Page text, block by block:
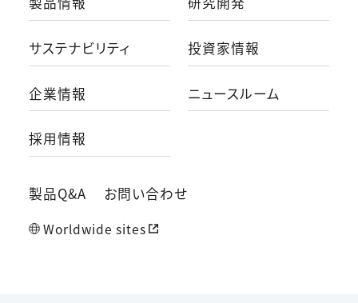
サステナビリティ 投資家情報
企業情報 ニュースルーム
採用情報
製品Q&A お問い合わせ
Worldwide sites